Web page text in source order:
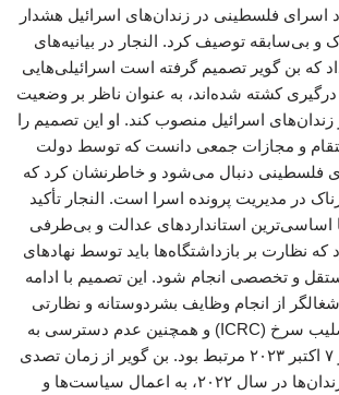
اسرای فلسطینی در زندان‌های اسرائیل هشدار
و بی‌سابقه توصیف کرد. النجار در بیانیه‌های
که بن گویر تصمیم گرفته است اسرائیلی‌هایی
درگیری کشته شده‌اند، به عنوان ناظر بر وضعیت
اسرائیل منصوب کند. او این تصمیم را
و مجازات جمعی دانست که توسط دولت
فلسطینی دنبال می‌شود و خاطرنشان کرد که
در مدیریت پرونده اسرا است. النجار تأکید
اساسی‌ترین استانداردهای عدالت و بی‌طرفی
که نظارت بر بازداشتگاه‌ها باید توسط نهادهای
و تخصصی انجام شود. این تصمیم با ادامه‌
از انجام وظایف بشردوستانه و نظارتی
کمیته بین‌المللی صلیب سرخ (ICRC) و همچنین عدم دسترسی به
اسرای فلسطینی از ۷ اکتبر ۲۰۲۳ مرتبط بود. بن گویر از زمان تصدی
مسئولیت امور زندان‌ها در سال ۲۰۲۲، به اعمال سیاست‌ها و